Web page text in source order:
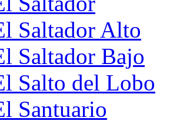
Saltador Alto
Saltador Bajo
Salto del Lobo
Santuario